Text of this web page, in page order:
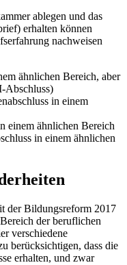
ablegen und das
erhalten können
nachweisen
ähnlichen Bereich, aber
Abschluss)
in einem
einem ähnlichen Bereich
in einem ähnlichen
der Bildungsreform 2017
der beruflichen
verschiedene
berücksichtigen, dass die
erhalten, und zwar